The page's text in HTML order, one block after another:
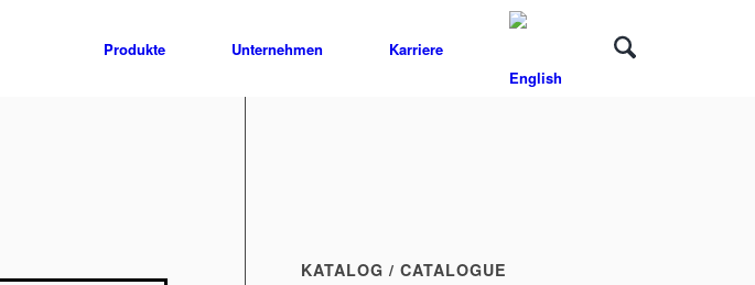
Produkte Unternehmen Karriere
KATALOG / CATALOGUE